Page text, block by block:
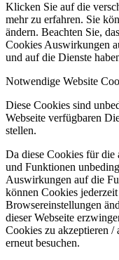
Klicken Sie auf die
mehr zu erfahren. Sie
ändern. Beachten Sie,
Cookies Auswirkungen
und auf die Dienste
Notwendige Website
Diese Cookies sind
Webseite verfügbaren
stellen.
Da diese Cookies für die
und Funktionen
Auswirkungen auf die
können Cookies
Browsereinstellungen
dieser Webseite
Cookies zu akzeptieren /
erneut besuchen.